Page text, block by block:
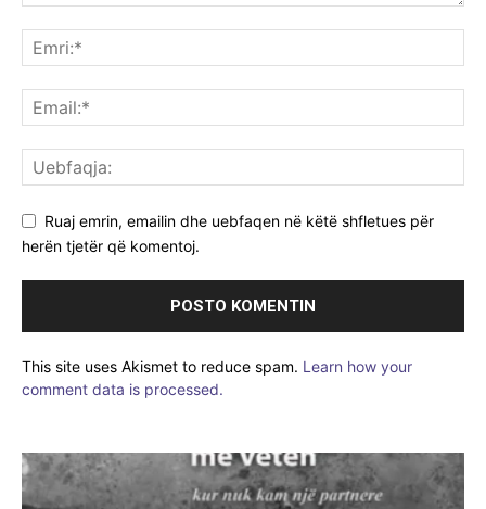
Ruaj emrin, emailin dhe uebfaqen në këtë shfletues për
herën tjetër që komentoj.
This site uses Akismet to reduce spam. Learn how your
comment data is processed.